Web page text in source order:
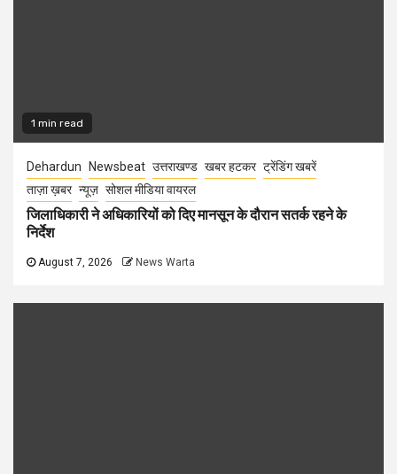
1 min read
Dehardun Newsbeat उत्तराखण्ड खबर हटकर ट्रेंडिंग खबरें
ताज़ा ख़बर न्यूज़ सोशल मीडिया वायरल
जिलाधिकारी ने अधिकारियों को दिए मानसून के दौरान सतर्क रहने के
निर्देश
August 7, 2026 News Warta